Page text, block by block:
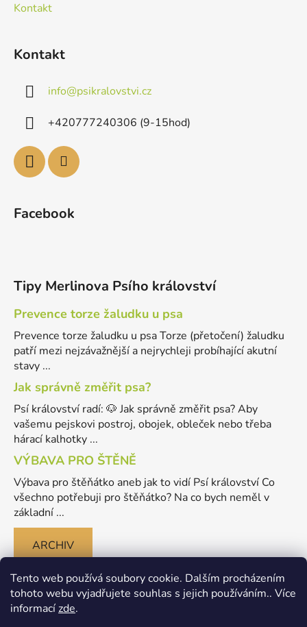
Tento web používá soubory cookie. Dalším procházením
tohoto webu vyjadřujete souhlas s jejich používáním.. Více
informacízde.
Kontakt
Kontakt
info@psikralovstvi.cz
+420777240306 (9-15hod)
Facebook
Tipy Merlinova Psího království
Prevence torze žaludku u psa
Prevence torze žaludku u psa Torze (přetočení) žaludku
patří mezi nejzávažnější a nejrychleji probíhající akutní
stavy ...
Jak správně změřit psa?
Psí království radí: 🐶 Jak správně změřit psa? Aby
vašemu pejskovi postroj, obojek, obleček nebo třeba
hárací kalhotky ...
VÝBAVA PRO ŠTĚNĚ
Výbava pro štěňátko aneb jak to vidí Psí království Co
všechno potřebuji pro štěňátko? Na co bych neměl v
základní ...
ARCHIV